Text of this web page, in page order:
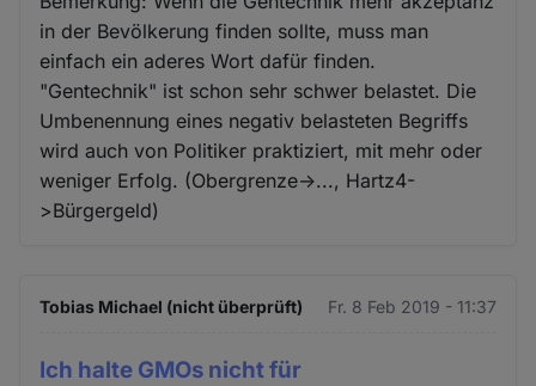
in der Bevölkerung finden sollte, muss man
einfach ein aderes Wort dafür finden.
"Gentechnik" ist schon sehr schwer belastet. Die
Umbenennung eines negativ belasteten Begriffs
wird auch von Politiker praktiziert, mit mehr oder
weniger Erfolg. (Obergrenze->..., Hartz4-
>Bürgergeld)
Tobias Michael (nicht überprüft) Fr. 8 Feb 2019 - 11:37
Ich halte GMOs nicht für